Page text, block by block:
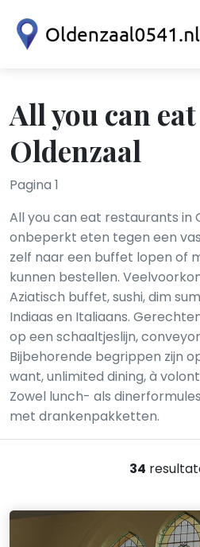
All you can
Oldenzaal
Pagina 1
All you can eat restaurants in
onbeperkt eten tegen een
zelf naar een buffet lopen of
kunnen bestellen.
Aziatisch buffet, sushi, dim
Indiaas en Italiaans.
op een schaaltjeslijn,
Bijbehorende begrippen zijn
want, unlimited dining, à
Zowel lunch- als
met drankenpakketten.
34